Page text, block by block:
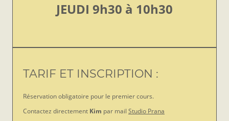
JEUDI 9h30 à 10h30
TARIF ET INSCRIPTION :
Réservation obligatoire pour le premier cours.
Contactez directement Kim par mail Studio Prana